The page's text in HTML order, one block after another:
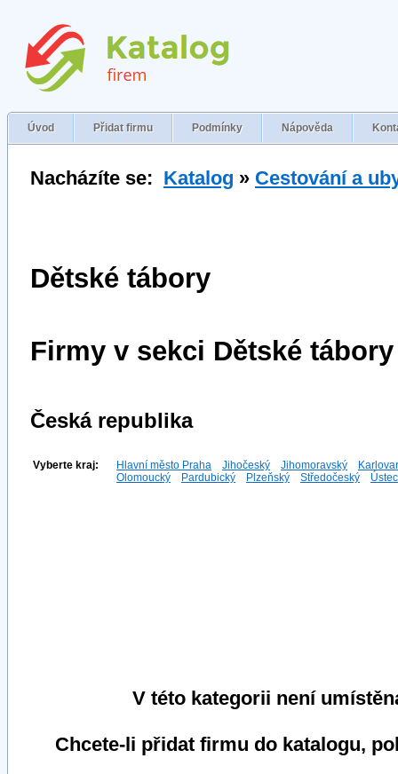
Úvod Přidat firmu Podmínky Nápověda
Nacházíte se: Katalog » Cestování a
Dětské tábory
Firmy v sekci Dětské tábory
Česká republika
Vyberte kraj: Hlavní město Praha Jihočeský Jihomoravský
Olomoucký
Pardubický Plzeňský Středočeský
V této kategorii není
Chcete-li přidat firmu do katalogu,